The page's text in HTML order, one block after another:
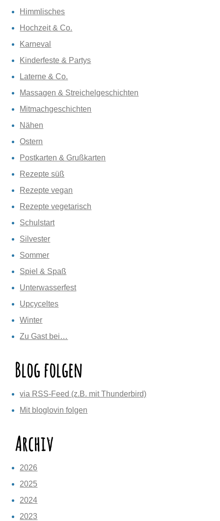
Himmlisches
Hochzeit & Co.
Karneval
Kinderfeste & Partys
Laterne & Co.
Massagen & Streichelgeschichten
Mitmachgeschichten
Nähen
Ostern
Postkarten & Grußkarten
Rezepte süß
Rezepte vegan
Rezepte vegetarisch
Schulstart
Silvester
Sommer
Spiel & Spaß
Unterwasserfest
Upcyceltes
Winter
Zu Gast bei…
Blog folgen
via RSS-Feed (z.B. mit Thunderbird)
Mit bloglovin folgen
Archiv
2026
2025
2024
2023